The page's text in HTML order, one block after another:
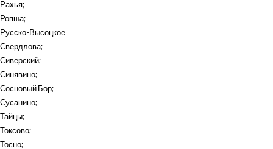
Рахья;
Ропша;
Русско-Высоцкое
Свердлова;
Сиверский;
Синявино;
Сосновый Бор;
Сусанино;
Тайцы;
Токсово;
Тосно;